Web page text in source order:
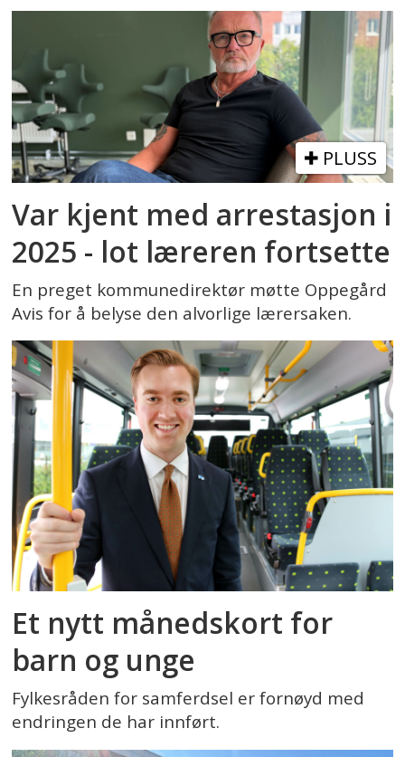
PLUSS
Var kjent med arrestasjon i
2025 - lot læreren fortsette
En preget kommunedirektør møtte Oppegård
Avis for å belyse den alvorlige lærersaken.
Et nytt månedskort for
barn og unge
Fylkesråden for samferdsel er fornøyd med
endringen de har innført.